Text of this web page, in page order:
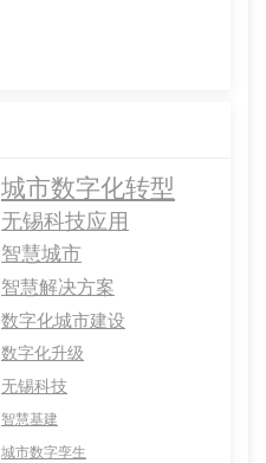
城市数字化转型
无锡科技应用
智慧城市
智慧解决方案
数字化城市建设
数字化升级
无锡科技
智慧基建
城市数字孪生